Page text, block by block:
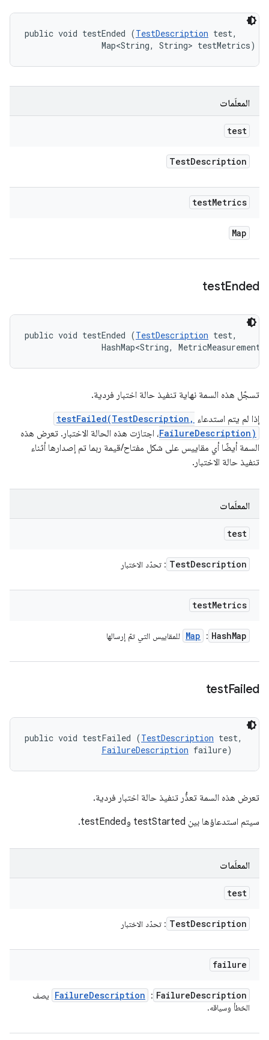
public void testEnded (TestDescription test,
                Map<String, String> testMetrics)
المعلَمات
test
TestDescription
testMetrics
Map
testEnded
public void testEnded (TestDescription test,
HashMap<String,
تسجّل هذه السمة نهاية تنفيذ حالة اختبار فردية.
إذا لم يتم استدعاء testFailed(TestDescription,
FailureDescription)، اجتازت هذه الحالة الاختبار. تعرض هذه
السمة أيضًا أي مقاييس على شكل مفتاح/قيمة ربما تم إصدارها أثناء
تنفيذ حالة الاختبار.
المعلَمات
test
TestDescription : تحدّد الاختبار
testMetrics
HashMap
:
Map للمقاييس التي تمّ إرسالها
testFailed
public void testFailed (TestDescription test,
FailureDescription failure)
تعرض هذه السمة تعذُّر تنفيذ حالة اختبار فردية.
سيتم استدعاؤها بين testStarted وtestEnded.
المعلَمات
test
TestDescription : تحدّد الاختبار
failure
FailureDescription
:
FailureDescription
يصف
الخطأ وسياقه.